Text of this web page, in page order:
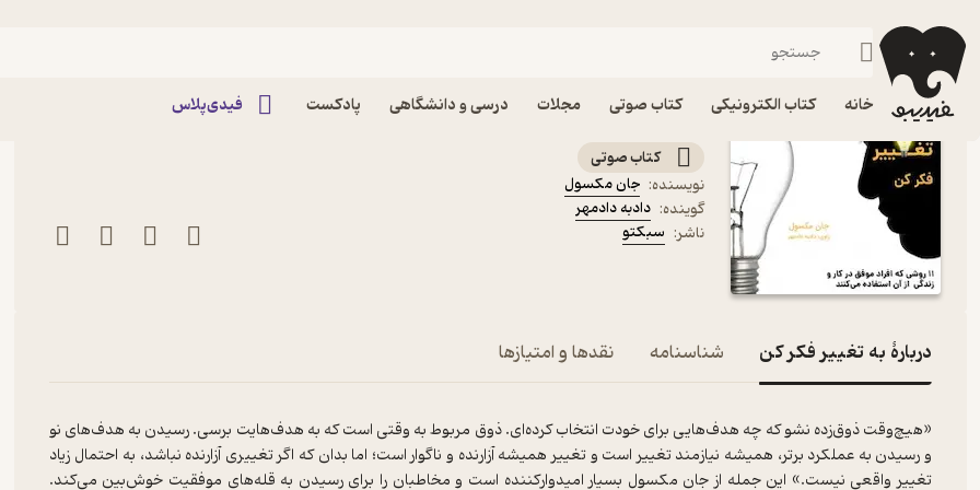
خانه کتاب الکترونیکی کتاب صوتی مجلات درسی و دانشگاهی پادکست فیدی‌پلاس
فیدیبو کتاب صوتی
کتاب صوتی به تغییر فکر کن اثر جان مکسول
کتاب صوتی
نویسنده: جان مکسول
گوینده: دادبه دادمهر
ناشر: سبکتو
دربارۀ به تغییر فکر کن شناسنامه نقدها و امتیازها
«هیچ‌وقت ذوق‌زده نشو که چه هدف‌هایی برای خودت انتخاب کرده‌ای. ذوق مربوط به وقتی است که به هدف‌هایت برسی. رسیدن به هدف‌های نو
و رسیدن به عملکرد برتر، همیشه نیازمند تغییر است و تغییر همیشه آزارنده و ناگوار است؛ اما بدان که اگر تغییری آزارنده نباشد، به احتمال زیاد
تغییر واقعی نیست.» این جمله از جان مکسول بسیار امیدوارکننده است و مخاطبان را برای رسیدن به قله‌های موفقیت خوش‌بین می‌کند.